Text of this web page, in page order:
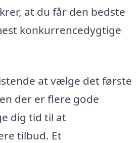
at du får den bedste
konkurrencedygtige
at vælge det første
der er flere gode
dig tid til at
tilbud. Et